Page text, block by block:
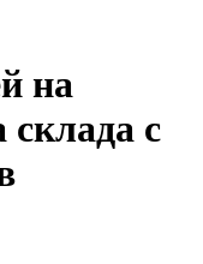
на
склада с